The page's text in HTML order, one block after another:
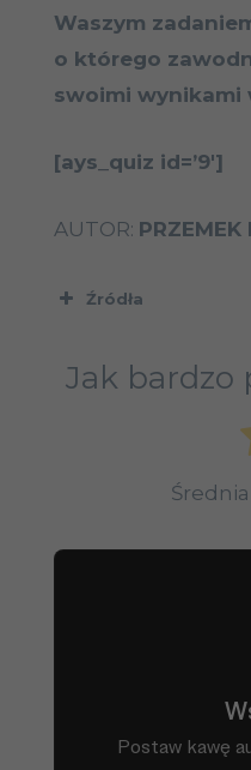
Waszym
o którego
swoimi wynikami
[ays_quiz id=’9′]
AUTOR: PRZEMEK
Źródła
Jak bardzo